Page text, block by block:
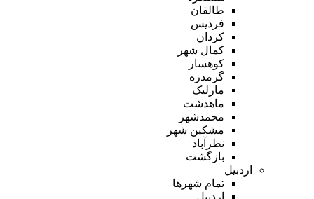
طالقان
فردیس
کردان
کمال شهر
کوهسار
گرمدره
مارلیک
ماهدشت
محمدشهر
مشکین شهر
نظرآباد
بازگشت
اردبیل
تمام شهر‌ها
اردبیل